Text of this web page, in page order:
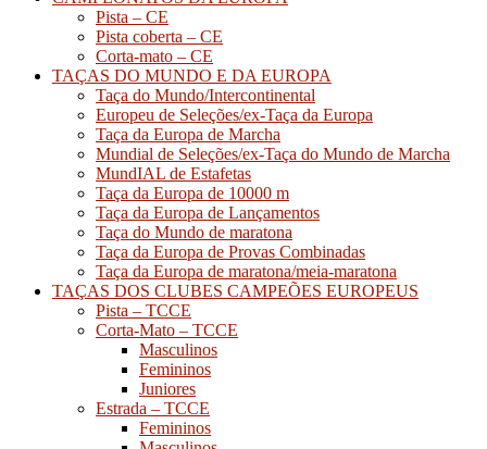
Pista – CE
Pista coberta – CE
Corta-mato – CE
TAÇAS DO MUNDO E DA EUROPA
Taça do Mundo/Intercontinental
Europeu de Seleções/ex-Taça da Europa
Taça da Europa de Marcha
Mundial de Seleções/ex-Taça do Mundo de Marcha
MundIAL de Estafetas
Taça da Europa de 10000 m
Taça da Europa de Lançamentos
Taça do Mundo de maratona
Taça da Europa de Provas Combinadas
Taça da Europa de maratona/meia-maratona
TAÇAS DOS CLUBES CAMPEÕES EUROPEUS
Pista – TCCE
Corta-Mato – TCCE
Masculinos
Femininos
Juniores
Estrada – TCCE
Femininos